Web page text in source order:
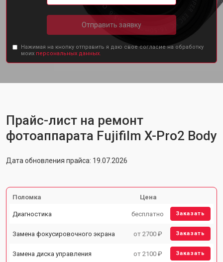
Отправить заявку
Нажимая на кнопку отправить я даю свое согласие на обработку
моих персональных данных.
Прайс-лист на ремонт
фотоаппарата Fujifilm X-Pro2 Body
Дата обновления прайса: 19.07.2026
Поломка Цена
Диагностика бесплатно Заказать
Замена фокусировочного экрана от 2700 ₽ Заказать
Замена диска управления от 2100 ₽ Заказать